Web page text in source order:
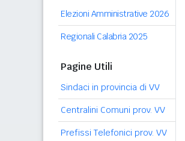
Elezioni Amministrative 2026
Regionali Calabria 2025
Pagine Utili
Sindaci in provincia di VV
Centralini Comuni prov. VV
Prefissi Telefonici prov. VV